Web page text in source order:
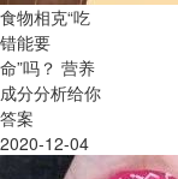
食物相克“吃
错能要
命”吗？ 营养
成分分析给你
答案
2020-12-04